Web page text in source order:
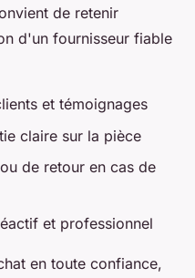
de retenir
d'un fournisseur fiable
et témoignages
claire sur la pièce
de retour en cas de
et professionnel
en toute confiance,